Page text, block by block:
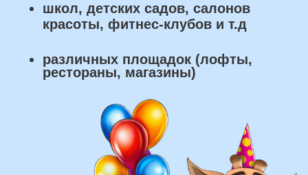
составление различных фонтанов
оформление фотозон
что мы умеем делать из
воздушных шаров: